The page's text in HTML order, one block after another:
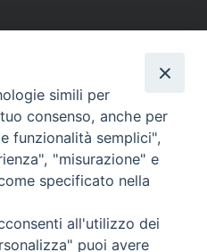
simili per
consenso, anche per
funzionalità semplici",
"misurazione" e
specificato nella
all'utilizzo dei
puoi avere